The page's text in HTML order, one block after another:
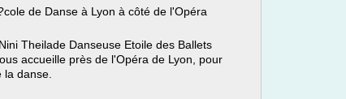
de Danse à Lyon à côté de l'Opéra
Theilade Danseuse Etoile des Ballets
accueille près de l'Opéra de Lyon, pour
danse.